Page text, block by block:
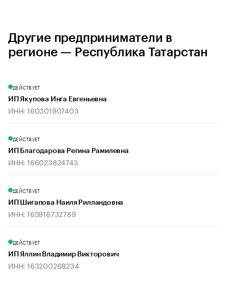
Другие предприниматели в
регионе — Республика Татарстан
ДЕЙСТВУЕТ
ИП Якупова Инга Евгеньевна
ИНН: 160301907403
ДЕЙСТВУЕТ
ИП Благодарова Регина Рамилевна
ИНН: 166023824743
ДЕЙСТВУЕТ
ИП Шигапова Наиля Рилландовна
ИНН: 165916732789
ДЕЙСТВУЕТ
ИП Яллин Владимир Викторович
ИНН: 163200268234